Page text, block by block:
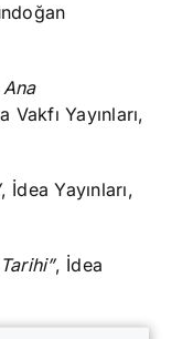
Ana
Vakfı Yayınları,
, İdea Yayınları,
, İdea